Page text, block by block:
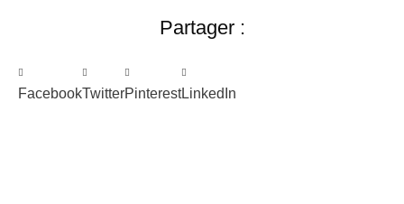
Partager :
FacebookTwitterPinterestLinkedIn